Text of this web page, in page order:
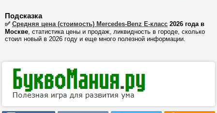
Подсказка
✅ Средняя цена (стоимость) Mercedes-Benz E-класс 2026 года в
Москве, статистика цены и продаж, ликвидность в городе, сколько
стоил новый в 2026 году и еще много полезной информации.